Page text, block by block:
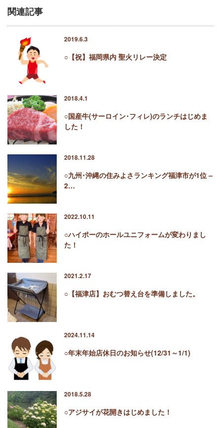
関連記事
2019.6.3
○【祝】福岡県内 聖火リレー決定
2018.4.1
○国産牛(サーロイン･フィレ)のランチはじめま
した！
2018.11.28
○九州･沖縄の住みよさランキング福津市が1位 –
2…
2022.10.11
○ハイポーのホールユニフォームが変わりまし
た！
2021.2.17
○【福津店】おむつ替え台を準備しました。
2024.11.14
○年末年始店休日のお知らせ(12/31～1/1)
2018.5.28
○アジサイが花開きはじめました！